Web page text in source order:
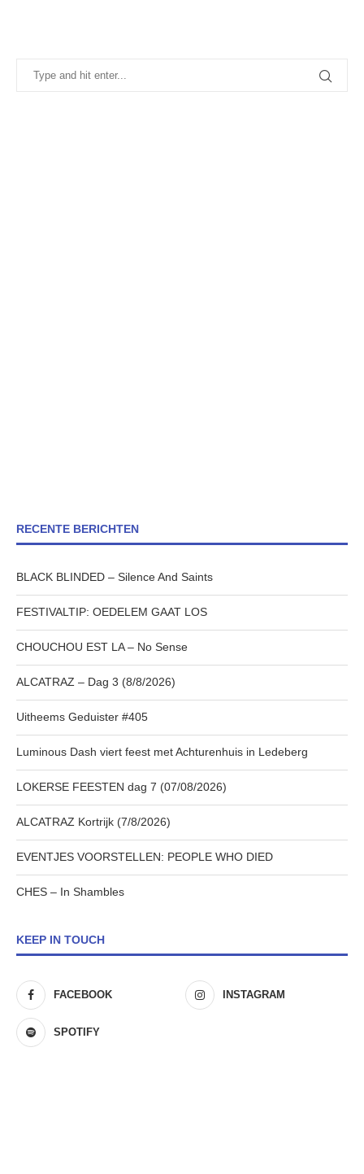
RECENTE BERICHTEN
BLACK BLINDED – Silence And Saints
FESTIVALTIP: OEDELEM GAAT LOS
CHOUCHOU EST LA – No Sense
ALCATRAZ – Dag 3 (8/8/2026)
Uitheems Geduister #405
Luminous Dash viert feest met Achturenhuis in Ledeberg
LOKERSE FEESTEN dag 7 (07/08/2026)
ALCATRAZ Kortrijk (7/8/2026)
EVENTJES VOORSTELLEN: PEOPLE WHO DIED
CHES – In Shambles
KEEP IN TOUCH
FACEBOOK INSTAGRAM
SPOTIFY